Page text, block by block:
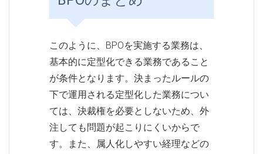
このように、BPOを実施する業務は、
基本的に定型化できる業務であること
が条件となります。決まったルールの
下で運用される定型化した業務につい
ては、決裁権を必要としないため、外
注しても問題が起こりにくいからで
す。また、属人化しやすい経理などの